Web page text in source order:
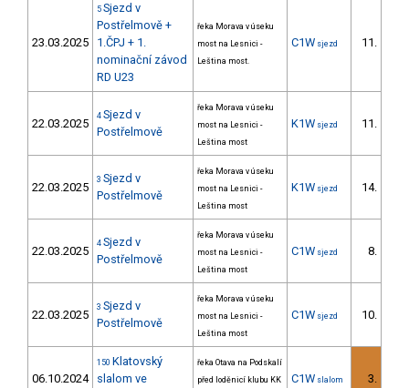
23.03.2025
5 Sjezd v
Postřelmově +
1.ČPJ + 1.
nominační závod
RD U23
řeka Morava v úseku
most na Lesnici -
Leština most.
C1W sjezd 11.
22.03.2025
4 Sjezd v
Postřelmově
řeka Morava v úseku
most na Lesnici -
Leština most
K1W sjezd 11.
22.03.2025
3 Sjezd v
Postřelmově
řeka Morava v úseku
most na Lesnici -
Leština most
K1W sjezd 14.
22.03.2025
4 Sjezd v
Postřelmově
řeka Morava v úseku
most na Lesnici -
Leština most
C1W sjezd 8.
22.03.2025
3 Sjezd v
Postřelmově
řeka Morava v úseku
most na Lesnici -
Leština most
C1W sjezd 10.
06.10.2024
150 Klatovský
slalom ve
řeka Otava na Podskalí
před loděnicí klubu KK
C1W slalom 3.